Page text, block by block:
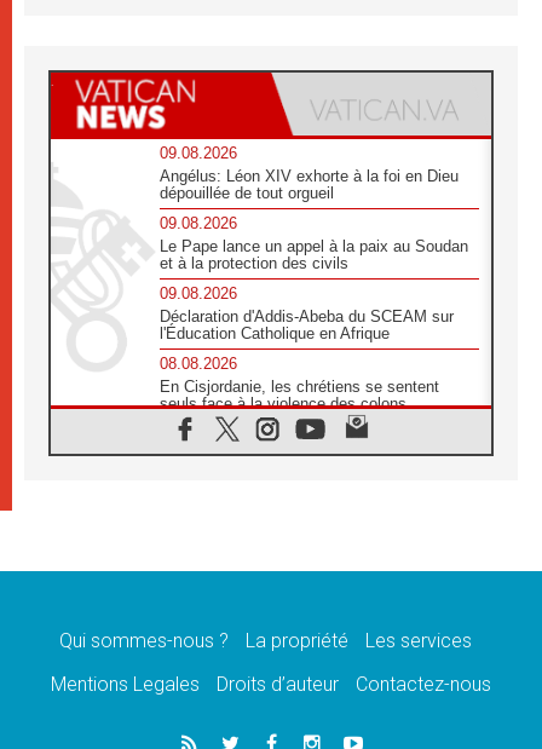
09.08.2026
Angélus: Léon XIV exhorte à la foi en Dieu
dépouillée de tout orgueil
09.08.2026
Le Pape lance un appel à la paix au Soudan
et à la protection des civils
09.08.2026
Déclaration d'Addis-Abeba du SCEAM sur
l'Éducation Catholique en Afrique
08.08.2026
En Cisjordanie, les chrétiens se sentent
seuls face à la violence des colons
08.08.2026
Léon XIV au sanctuaire de Notre Dame du
08.08.2026
08.08.2026
catholiques
Au Bangladesh, l'Église accompagne les
Qui sommes-nous ? La propriété
Les services
Mentions Legales
Droits d’auteur Contactez-nous